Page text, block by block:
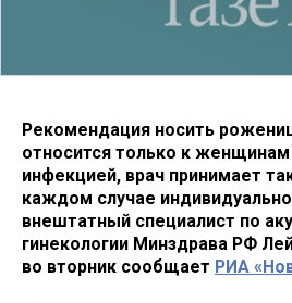
Рекомендация носить
относится только к женщинам
инфекцией, врач принимает
каждом случае
внештатный специалист по
гинекологии Минздрава РФ
во вторник сообщает РИА